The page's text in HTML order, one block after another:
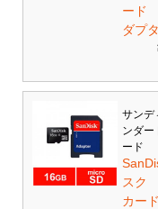
ード
ダプ
サンデ
ンダー
ード
スク
カー